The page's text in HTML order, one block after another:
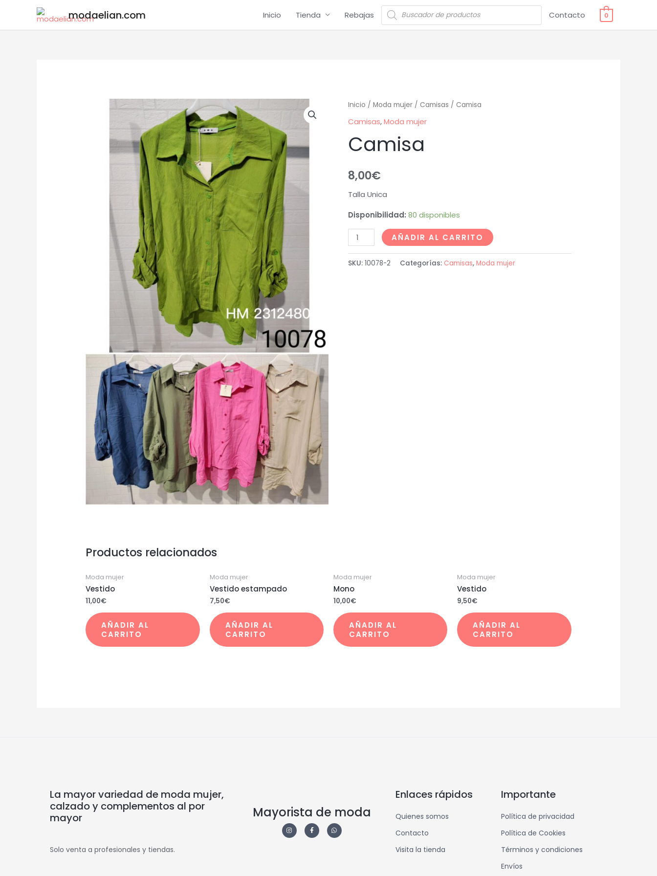
modaelian.com Inicio Tienda Rebajas Contacto 0
Inicio / Moda mujer/ Camisas / Camisa
Camisas,Moda mujer
Camisa
8,00€
Talla Unica
Disponibilidad: 80 disponibles
AÑADIR AL CARRITO
SKU: 10078-2 Categorías: Camisas, Moda mujer
Productos relacionados
Moda mujer
Vestido
11,00€
AÑADIR AL
CARRITO
Moda mujer
Vestido estampado
7,50€
AÑADIR AL
CARRITO
Moda mujer
Mono
10,00€
AÑADIR AL
CARRITO
Moda mujer
Vestido
9,50€
AÑADIR AL
CARRITO
La mayor variedad de moda mujer,
calzado y complementos al por
mayor
Solo venta a profesionales y tiendas.
Mayorista de moda
Enlaces rápidos
Quienes somos
Contacto
Visita la tienda
Importante
Política de privacidad
Política de Cookies
Términos y condiciones
Envíos